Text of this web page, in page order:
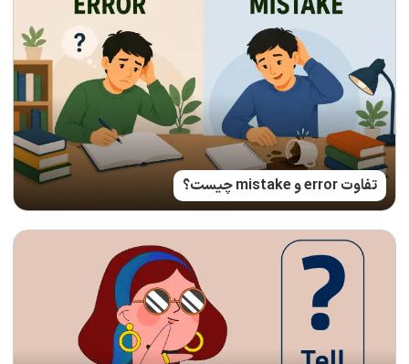
تفاوت error و mistake چیست؟